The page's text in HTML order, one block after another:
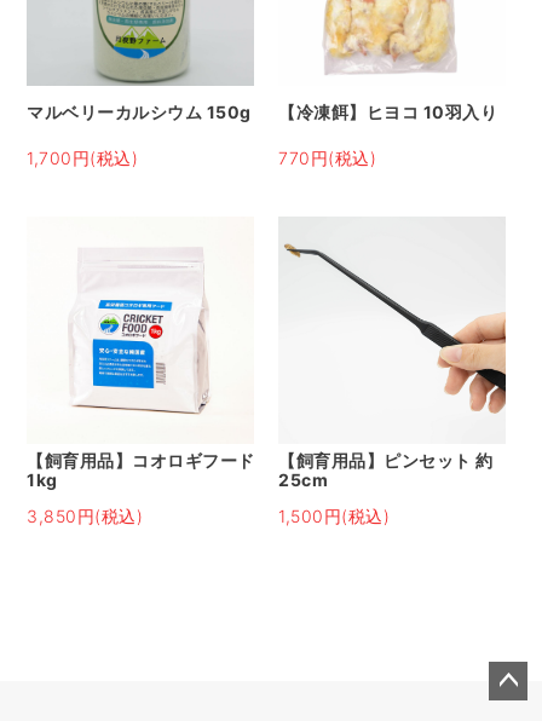
マルベリーカルシウム 150g
1,700円(税込)
【冷凍餌】ヒヨコ 10羽入り
770円(税込)
【飼育用品】コオロギフード
1kg
3,850円(税込)
【飼育用品】ピンセット 約
25cm
1,500円(税込)